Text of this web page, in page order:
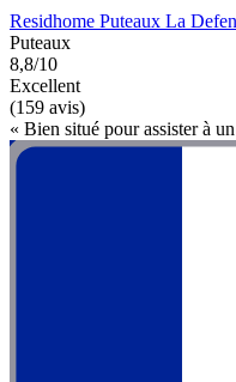
Residhome Puteaux La
Puteaux
8,8/10
Excellent
(159 avis)
« Bien situé pour assister à